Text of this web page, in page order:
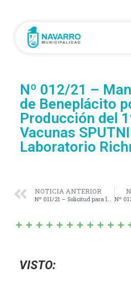
Nº 012/21 –
de Beneplácito
Producción del
Vacunas
Laboratorio
NOTICIA ANTERIOR
Nº 011/21 – Solicitud para la Construcción de una Dársena Frente a la Dirección de Bromatología.
VISTO: